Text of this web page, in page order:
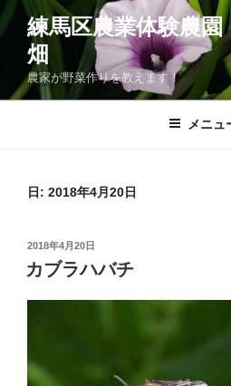
コ
ン
ツ
練馬区農業体験農
畑
農家が野菜作りを教えます！
メニュ
日: 2018年4月20日
投
稿
日:
2018年4月20日
カブラハバチ